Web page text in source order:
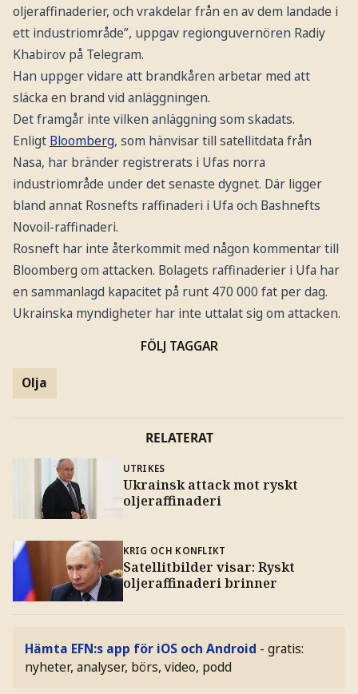
oljeraffinaderier, och vrakdelar från en av dem landade i
ett industriområde”, uppgav regionguvernören Radiy
Khabirov på Telegram.
Han uppger vidare att brandkåren arbetar med att
släcka en brand vid anläggningen.
Det framgår inte vilken anläggning som skadats.
Enligt Bloomberg, som hänvisar till satellitdata från
Nasa, har bränder registrerats i Ufas norra
industriområde under det senaste dygnet. Där ligger
bland annat Rosnefts raffinaderi i Ufa och Bashnefts
Novoil-raffinaderi.
Rosneft har inte återkommit med någon kommentar till
Bloomberg om attacken. Bolagets raffinaderier i Ufa har
en sammanlagd kapacitet på runt 470 000 fat per dag.
Ukrainska myndigheter har inte uttalat sig om attacken.
FÖLJ TAGGAR
Olja
RELATERAT
UTRIKES
Ukrainsk attack mot ryskt
oljeraffinaderi
KRIG OCH KONFLIKT
Satellitbilder visar: Ryskt
oljeraffinaderi brinner
Hämta EFN:s app för iOS och Android - gratis:
nyheter, analyser, börs, video, podd